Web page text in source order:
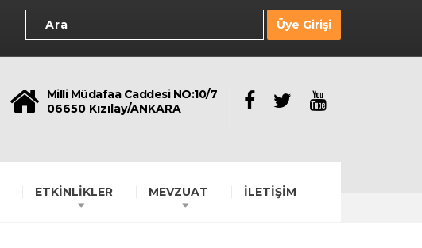
Üye Girişi
Milli Müdafaa Caddesi NO:10/7
06650 Kızılay/ANKARA
ETKİNLİKLER MEVZUAT İLETİŞİM